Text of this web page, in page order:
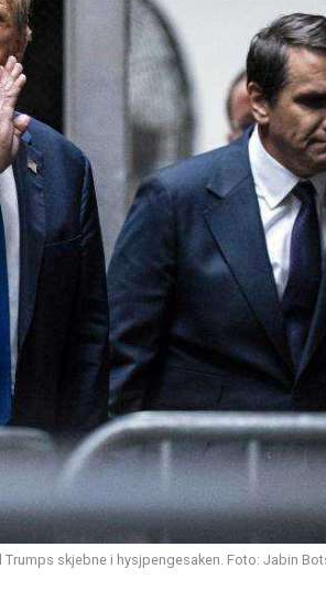
skjebne i hysjpengesaken. Foto: Jabin